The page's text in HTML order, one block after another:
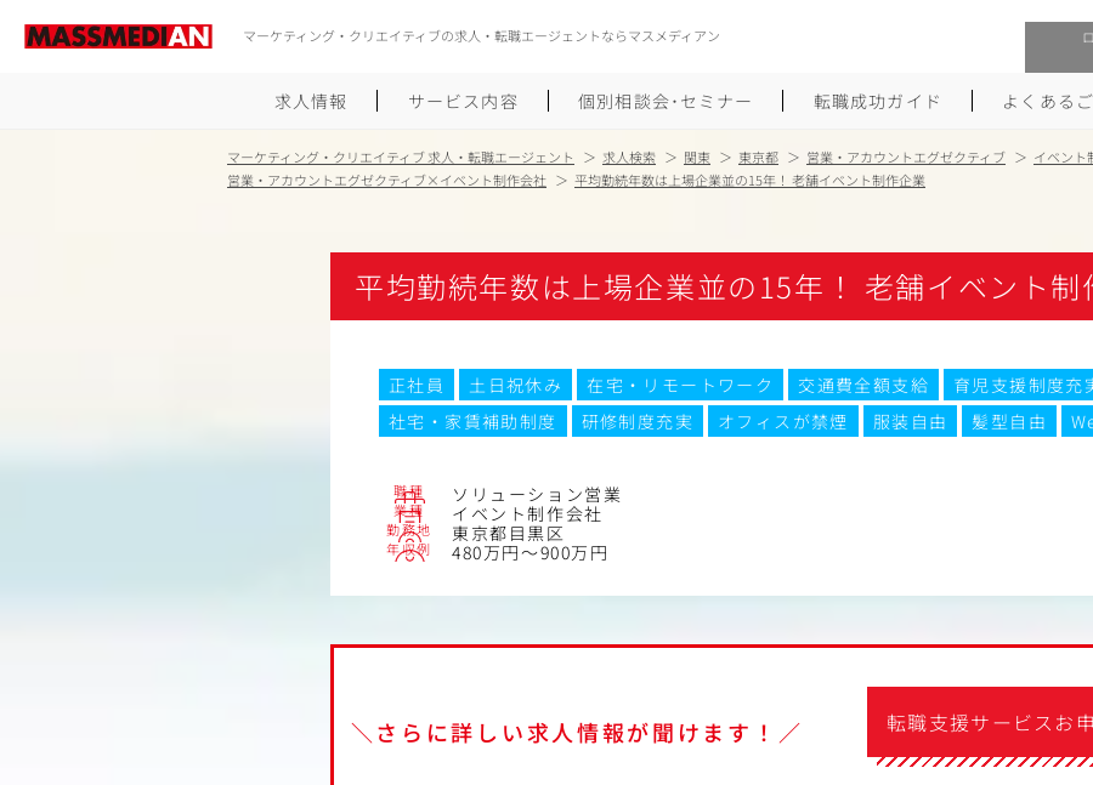
マーケティング・クリエイティブの求人・転職エージェントならマスメディアン
求人情報 サービス内容 個別相談会･セミナー 転職成功ガイド
履歴書のつくり方
職務経歴書のつくり方
ポートフォリオのつくり方
面接対策
大手広告会社への転職
エグゼクティブ転職
しゅふクリ･ママクリ転職
年収アップ転職
よくある
マーケティング・クリエイティブ 求人・転職エージェント 求人検索 関東 東京都 営業・アカウントエグゼクティブ
イベント
営業・アカウントエグゼクティブ×イベント制作会社
平均勤続年数は上場企業並の15年！ 老舗イベント制作企業
平均勤続年数は上場企業並の15年！ 老舗イベント制
正社員 土日祝休み 在宅・リモートワーク 交通費全額支給
育児支援制度充
社宅・家賃補助制度
研修制度充実 オフィスが禁煙 服装自由 髪型自由
職種 ソリューション営業
業種 イベント制作会社
勤務地 東京都目黒区
年収例 480万円～900万円
＼さらに詳しい求人情報が聞けます！／ 転職支援サービスお